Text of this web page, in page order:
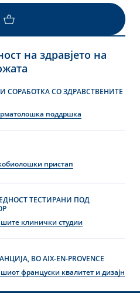
на здравјето на
СОРАБОТКА СО ЗДРАВСТВЕНИТЕ
поддршка
пристап
ТЕСТИРАНИ ПОД
клинички студии
ВО AIX-EN-PROVENCE
француски квалитет и дизајн